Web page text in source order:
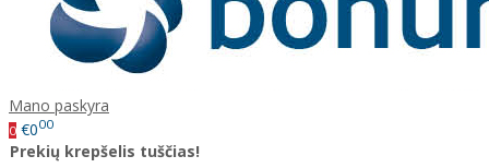
Mano paskyra
0 €000
Prekių krepšelis tuščias!